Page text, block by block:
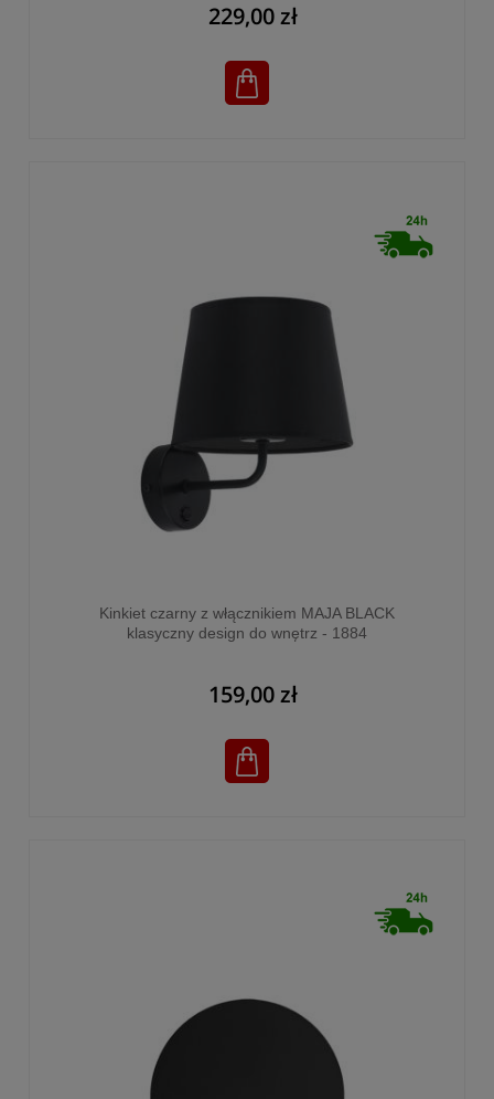
229,00 zł
Kinkiet czarny z włącznikiem MAJA BLACK
klasyczny design do wnętrz - 1884
159,00 zł